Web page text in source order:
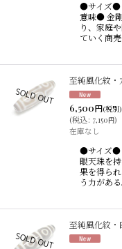
●サイズ●
意味● 金
り、家庭
ていく商
至純風化紋
6,500円(税別)
(税込: 7,150円)
在庫なし
●サイズ●
眼天珠を
果を得ら
う力があ
至純風化紋